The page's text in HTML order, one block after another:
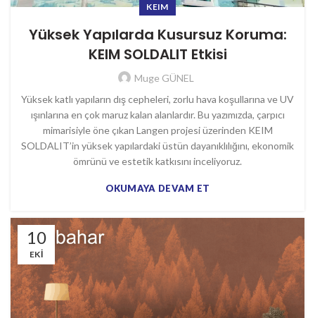
KEIM
Yüksek Yapılarda Kusursuz Koruma:
KEIM SOLDALIT Etkisi
Muge GÜNEL
Yüksek katlı yapıların dış cepheleri, zorlu hava koşullarına ve UV
ışınlarına en çok maruz kalan alanlardır. Bu yazımızda, çarpıcı
mimarisiyle öne çıkan Langen projesi üzerinden KEIM
SOLDALIT’in yüksek yapılardaki üstün dayanıklılığını, ekonomik
ömrünü ve estetik katkısını inceliyoruz.
OKUMAYA DEVAM ET
10
EKI